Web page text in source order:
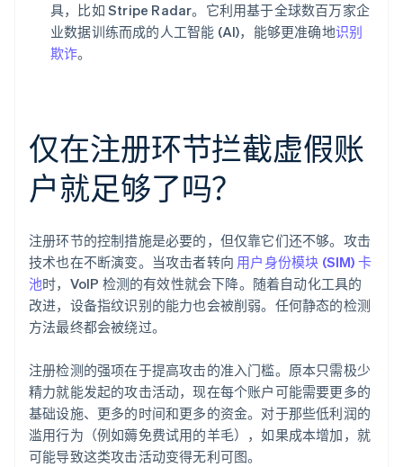
具，比如 Stripe Radar。它利用基于全球数百万家企
业数据训练而成的人工智能 (AI)，能够更准确地识别
欺诈。
仅在注册环节拦截虚假账
户就足够了吗？
注册环节的控制措施是必要的，但仅靠它们还不够。攻击
技术也在不断演变。当攻击者转向 用户身份模块 (SIM) 卡
池时，VoIP 检测的有效性就会下降。随着自动化工具的
改进，设备指纹识别的能力也会被削弱。任何静态的检测
方法最终都会被绕过。
注册检测的强项在于提高攻击的准入门槛。原本只需极少
精力就能发起的攻击活动，现在每个账户可能需要更多的
基础设施、更多的时间和更多的资金。对于那些低利润的
滥用行为（例如薅免费试用的羊毛），如果成本增加，就
可能导致这类攻击活动变得无利可图。